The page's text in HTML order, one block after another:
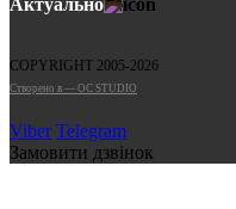
Актуально
COPYRIGHT 2005-2026
Cтворено в — OC STUDIO
Viber Telegram
Замовити дзвінок